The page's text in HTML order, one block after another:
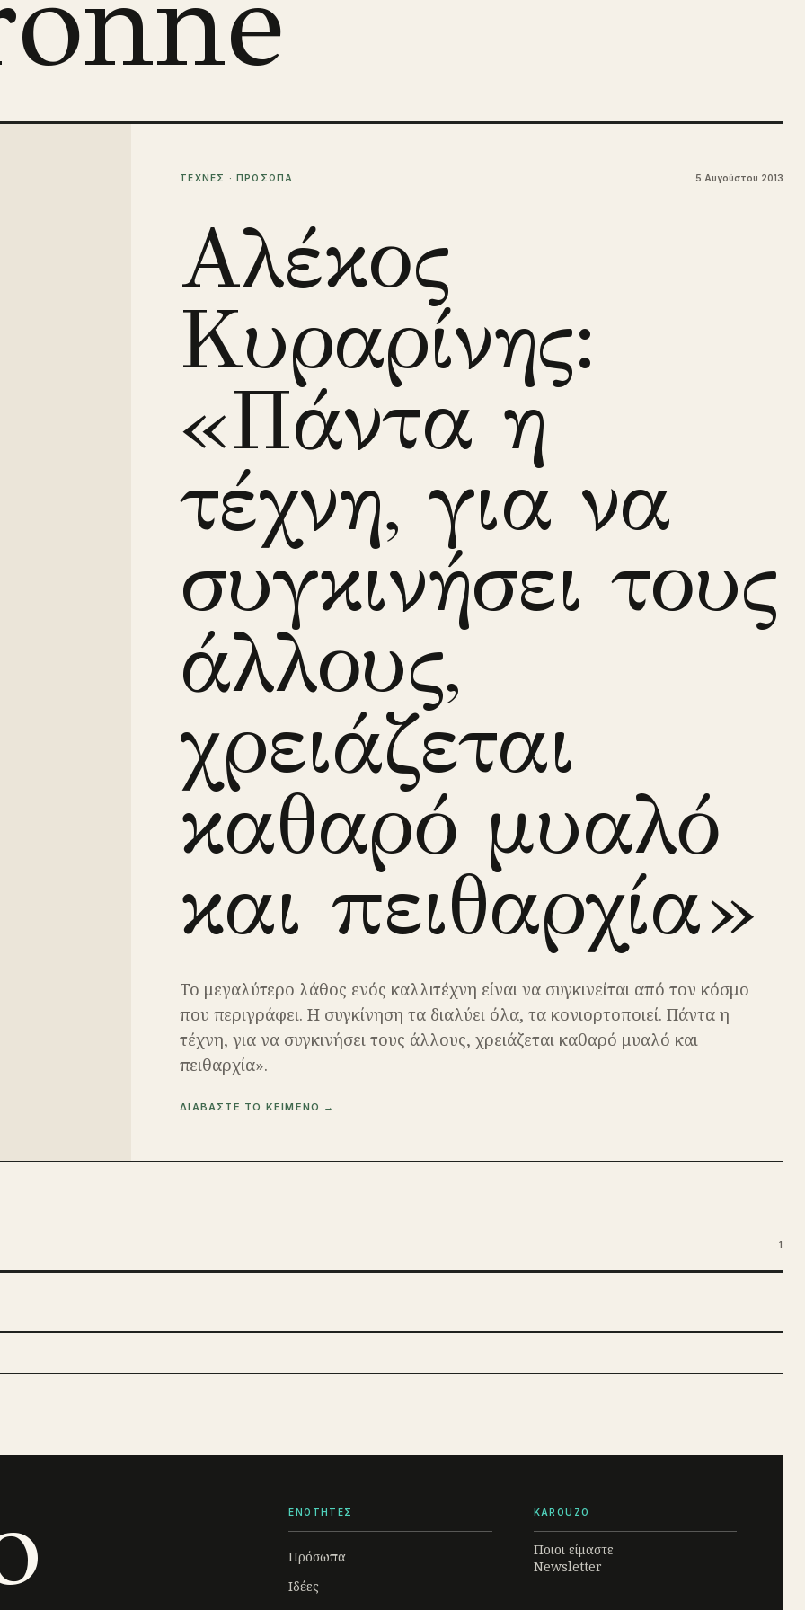
ΤΕΧΝΕΣ · ΠΡΟΣΩΠΑ 5 Αυγούστου 2013
Αλέκος
Κυραρίνης:
«Πάντα η
τέχνη, για να
συγκινήσει τους
άλλους,
χρειάζεται
καθαρό μυαλό
και πειθαρχία»
Το μεγαλύτερο λάθος ενός καλλιτέχνη είναι να συγκινείται από τον κόσμο
που περιγράφει. Η συγκίνηση τα διαλύει όλα, τα κονιορτοποιεί. Πάντα η
τέχνη, για να συγκινήσει τους άλλους, χρειάζεται καθαρό μυαλό και
πειθαρχία».
ΔΙΑΒΑΣΤΕ ΤΟ ΚΕΙΜΕΝΟ →
1
ΕΝΟΤΗΤΕΣ
Πρόσωπα
Ιδέες
KAROUZO
Ποιοι είμαστε
Newsletter